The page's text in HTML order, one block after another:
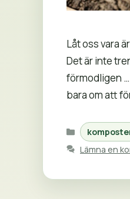
Låt oss vara
Det är inte
förmodligen …
bara om att
Kategorier
Lämna en